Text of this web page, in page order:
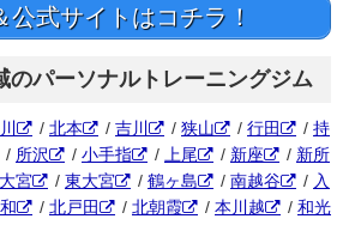
公式サイトはコチラ！
のパーソナルトレーニングジム
/ 北本 / 吉川 / 狭山 / 行田 / 持
/ 所沢 / 小手指 / 上尾 / 新座 / 新所
大宮 / 東大宮 / 鶴ヶ島 / 南越谷 / 入
/ 北戸田 / 北朝霞 / 本川越 / 和光